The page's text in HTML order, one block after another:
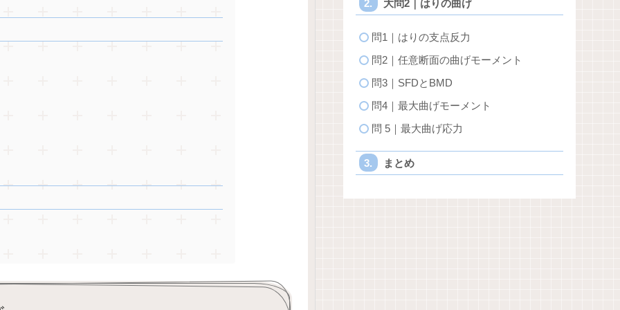
大問2｜はりの曲げ
問1｜はりの支点反力
問2｜任意断面の曲げモーメント
問3｜SFDとBMD
問4｜最大曲げモーメント
問 5｜最大曲げ応力
まとめ